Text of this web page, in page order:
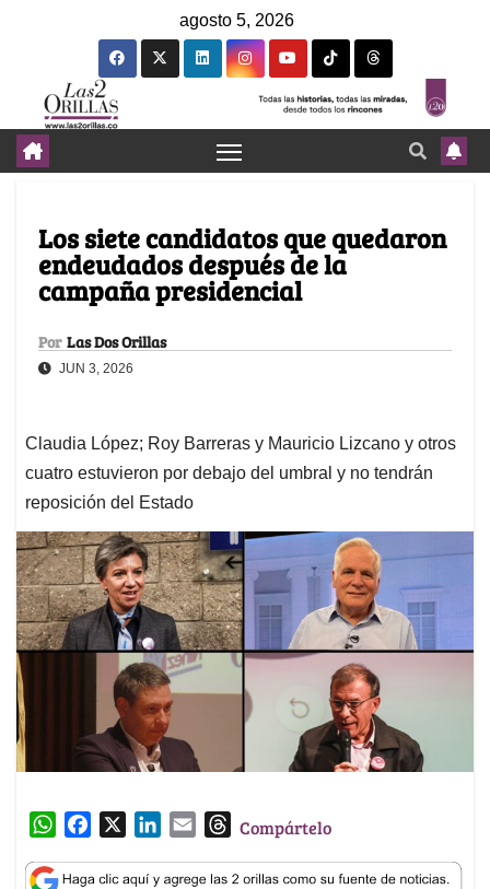
agosto 5, 2026
Los siete candidatos que quedaron
endeudados después de la
campaña presidencial
Por Las Dos Orillas
JUN 3, 2026
Claudia López; Roy Barreras y Mauricio Lizcano y otros
cuatro estuvieron por debajo del umbral y no tendrán
reposición del Estado
W
a
c
n
a
T
r
Compártelo